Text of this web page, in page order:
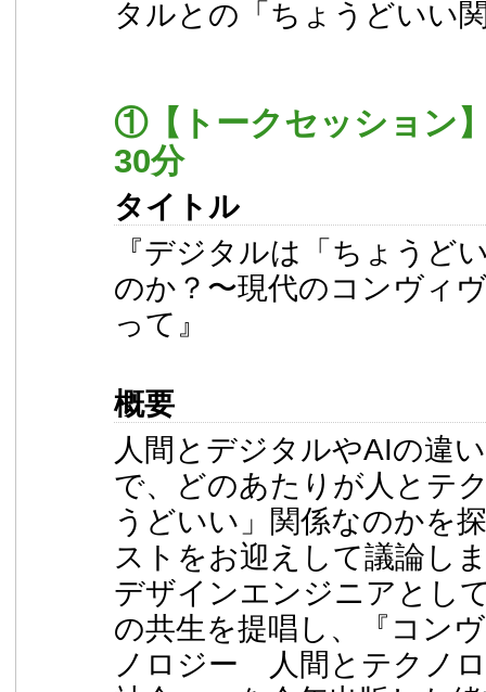
タルとの「ちょうどいい
①【トークセッション
30分
タイトル
『デジタルは「ちょうど
のか？〜現代のコンヴィ
って』
概要
人間とデジタルやAIの違
で、どのあたりが人とテ
うどいい」関係なのかを
ストをお迎えして議論し
デザインエンジニアとし
の共生を提唱し、『コン
ノロジー 人間とテクノ